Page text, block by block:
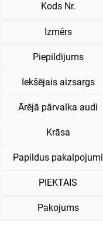
Kods Nr.
Izmērs
Piepildījums
Iekšējais aizsargs
Ārējā pārvalka audi
Krāsa
Papildus pakalpojumi
PIEKTAIS
Pakojums